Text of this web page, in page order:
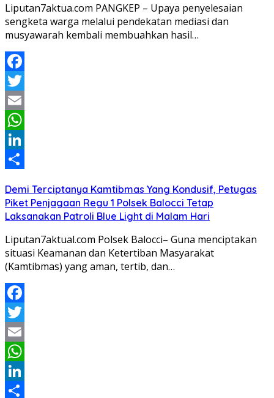
Liputan7aktua.com PANGKEP – Upaya penyelesaian
sengketa warga melalui pendekatan mediasi dan
musyawarah kembali membuahkan hasil…
Facebook
Twitter
Email
WhatsApp
LinkedIn
Demi Terciptanya Kamtibmas Yang Kondusif, Petugas
Piket Penjagaan Regu 1 Polsek Balocci Tetap
Laksanakan Patroli Blue Light di Malam Hari
Liputan7aktual.com Polsek Balocci– Guna menciptakan
situasi Keamanan dan Ketertiban Masyarakat
(Kamtibmas) yang aman, tertib, dan…
Facebook
Twitter
Email
WhatsApp
LinkedIn